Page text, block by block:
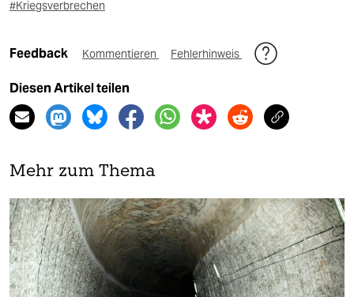
#Kriegsverbrechen
Feedback Kommentieren Fehlerhinweis
Diesen Artikel teilen
Mehr zum Thema